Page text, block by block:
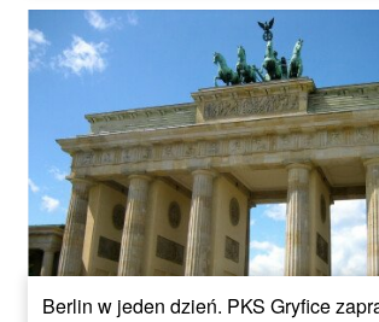
Berlin w jeden dzień. PKS Gryfice